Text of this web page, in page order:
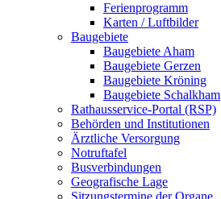
Ferienprogramm
Karten / Luftbilder
Baugebiete
Baugebiete Aham
Baugebiete Gerzen
Baugebiete Kröning
Baugebiete Schalkham
Rathausservice-Portal (RSP)
Behörden und Institutionen
Ärztliche Versorgung
Notruftafel
Busverbindungen
Geografische Lage
Sitzungstermine der Organe